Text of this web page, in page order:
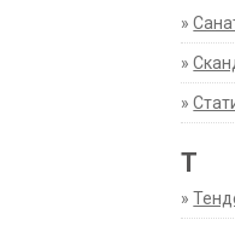
»
»
»
Т
»